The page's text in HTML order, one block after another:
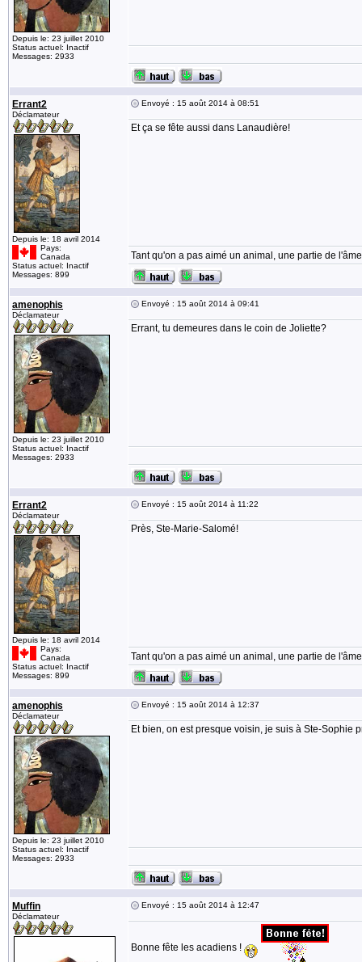
Depuis le: 23 juillet 2010
Status actuel: Inactif
Messages: 2933
Errant2
Déclamateur
Depuis le: 18 avril 2014
Pays:
Canada
Status actuel: Inactif
Messages: 899
Envoyé : 15 août 2014 à 08:51
Et ça se fête aussi dans Lanaudière!
Tant qu'on a pas aimé un animal, une partie de
amenophis
Déclamateur
Depuis le: 23 juillet 2010
Status actuel: Inactif
Messages: 2933
Envoyé : 15 août 2014 à 09:41
Errant, tu demeures dans le coin de Joliette?
Errant2
Déclamateur
Depuis le: 18 avril 2014
Pays:
Canada
Status actuel: Inactif
Messages: 899
Envoyé : 15 août 2014 à 11:22
Près, Ste-Marie-Salomé!
Tant qu'on a pas aimé un animal, une partie de
amenophis
Déclamateur
Depuis le: 23 juillet 2010
Status actuel: Inactif
Messages: 2933
Envoyé : 15 août 2014 à 12:37
Et bien, on est presque voisin, je suis à Ste-Sophie
Muffin
Déclamateur
Envoyé : 15 août 2014 à 12:47
Bonne fête les acadiens !